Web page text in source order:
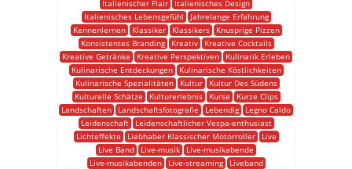
Italienischer Flair
Italienisches Design
Italienisches Lebensgefühl
Jahrelange Erfahrung
Kennenlernen
Klassiker Klassikers
Knusprige Pizzen
Konsistentes Branding
Kreativ
Kreative Cocktails
Kreative Getränke
Kreative Perspektiven
Kulinarik Erleben
Kulinarische Entdeckungen
Kulinarische Köstlichkeiten
Kulinarische Spezialitäten
Kultur
Kultur Des Südens
Kulturelle Schätze
Kulturerlebnis Kurse
Kurze Clips
Landschaften
Landschaftsfotografie Lebendig
Legno Caldo
Leidenschaft
Leidenschaftlicher Vespa-enthusiast
Lichteffekte
Liebhaber Klassischer Motorroller
Live
Live Band
Live-musik
Live-musikabende
Live-musikabenden
Live-streaming
Liveband